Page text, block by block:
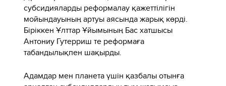
субсидияларды реформалау қажеттілігін
мойындауының артуы аясында жарық көрді.
Біріккен Ұлттар Ұйымының Бас хатшысы
Антониу Гутерриш те реформаға
табандылықпен шақырды.
Адамдар мен планета үшін қазбалы отынға